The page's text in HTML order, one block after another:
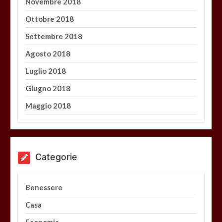
Ottobre 2018
Settembre 2018
Agosto 2018
Luglio 2018
Giugno 2018
Maggio 2018
Categorie
Benessere
Casa